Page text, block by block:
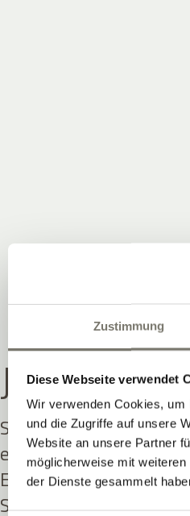
Zustimmung
Diese Webseite verwendet
Wir verwenden Cookies,
und die Zugriffe auf unsere
Website an unsere Partner
möglicherweise mit
der Dienste gesammelt
JOIN THE
Seien Sie unter den
erfahren.
Exklusive Angebote
Südtirol erwarten Sie.